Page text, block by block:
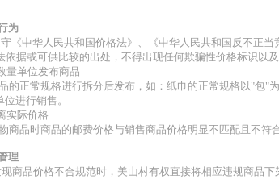
为
《中华人民共和国价格法》、《中华人民共和国反不正
依据或可供比较的出处，不得出现任何欺骗性价格标识以
量单位发布商品
的正常规格进行拆分后发布，如：纸巾的正常规格以"包"
进行销售。
实际价格
商品时商品的邮费价格与销售商品价格明显不匹配且不符
理
商品价格不合规范时，美山村有权直接将相应违规商品